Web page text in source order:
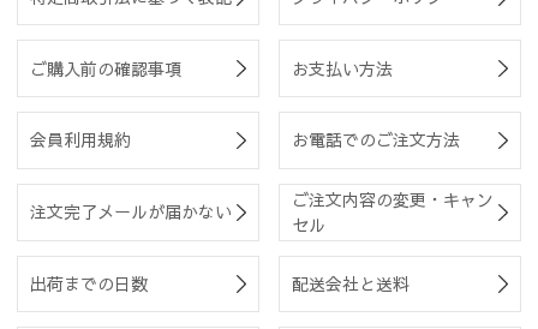
ご購入前の確認事項 お支払い方法
会員利用規約 お電話でのご注文方法
注文完了メールが届かない
ご注文内容の変更・キャン
セル
出荷までの日数 配送会社と送料